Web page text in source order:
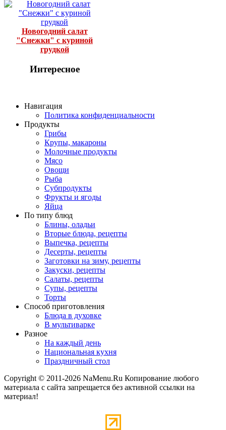
Новогодний салат
"Снежки" с куриной
грудкой
Интересное
Навигация
Политика конфиденциальности
Продукты
Грибы
Крупы, макароны
Молочные продукты
Мясо
Овощи
Рыба
Субпродукты
Фрукты и ягоды
Яйца
По типу блюд
Блины, оладьи
Вторые блюда, рецепты
Выпечка, рецепты
Десерты, рецепты
Заготовки на зиму, рецепты
Закуски, рецепты
Салаты, рецепты
Супы, рецепты
Торты
Способ приготовления
Блюда в духовке
В мультиварке
Разное
На каждый день
Национальная кухня
Праздничный стол
Copyright © 2011-2026 NaMenu.Ru Копирование любого
материала с сайта запрещается без активной ссылки на
материал!